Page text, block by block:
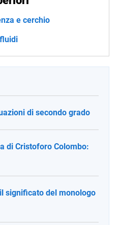
e cerchio
di secondo grado
di Cristoforo Colombo:
significato del monologo